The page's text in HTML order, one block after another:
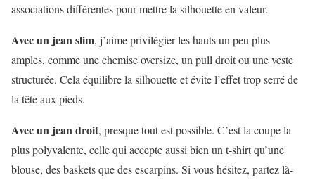
associations différentes pour mettre la silhouette en valeur.
Avec un jean slim, j’aime privilégier les hauts un peu plus
amples, comme une chemise oversize, un pull droit ou une veste
structurée. Cela équilibre la silhouette et évite l’effet trop serré de
la tête aux pieds.
Avec un jean droit, presque tout est possible. C’est la coupe la
plus polyvalente, celle qui accepte aussi bien un t-shirt qu’une
blouse, des baskets que des escarpins. Si vous hésitez, partez là-